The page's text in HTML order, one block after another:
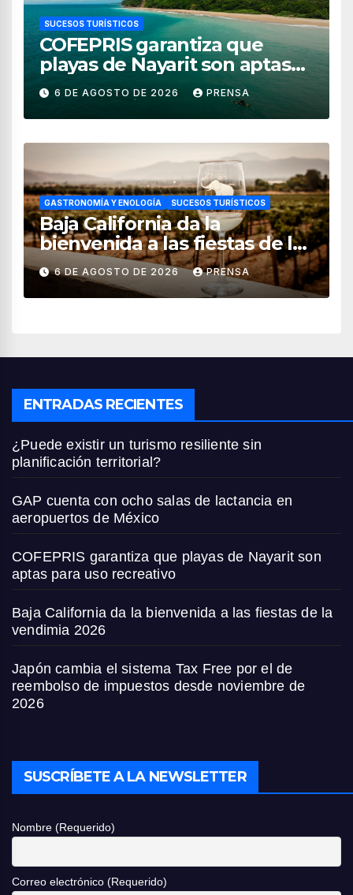
SUCESOS TURÍSTICOS
COFEPRIS garantiza que
playas de Nayarit son aptas
para uso recreativo
6 DE AGOSTO DE 2026 PRENSA
GASTRONOMÍA Y ENOLOGÍA SUCESOS TURÍSTICOS
Baja California da la
bienvenida a las fiestas de la
vendimia 2026
6 DE AGOSTO DE 2026 PRENSA
ENTRADAS RECIENTES
¿Puede existir un turismo resiliente sin
planificación territorial?
GAP cuenta con ocho salas de lactancia en
aeropuertos de México
COFEPRIS garantiza que playas de Nayarit son
aptas para uso recreativo
Baja California da la bienvenida a las fiestas de la
vendimia 2026
Japón cambia el sistema Tax Free por el de
reembolso de impuestos desde noviembre de
2026
SUSCRÍBETE A LA NEWSLETTER
Nombre (Requerido)
Correo electrónico (Requerido)